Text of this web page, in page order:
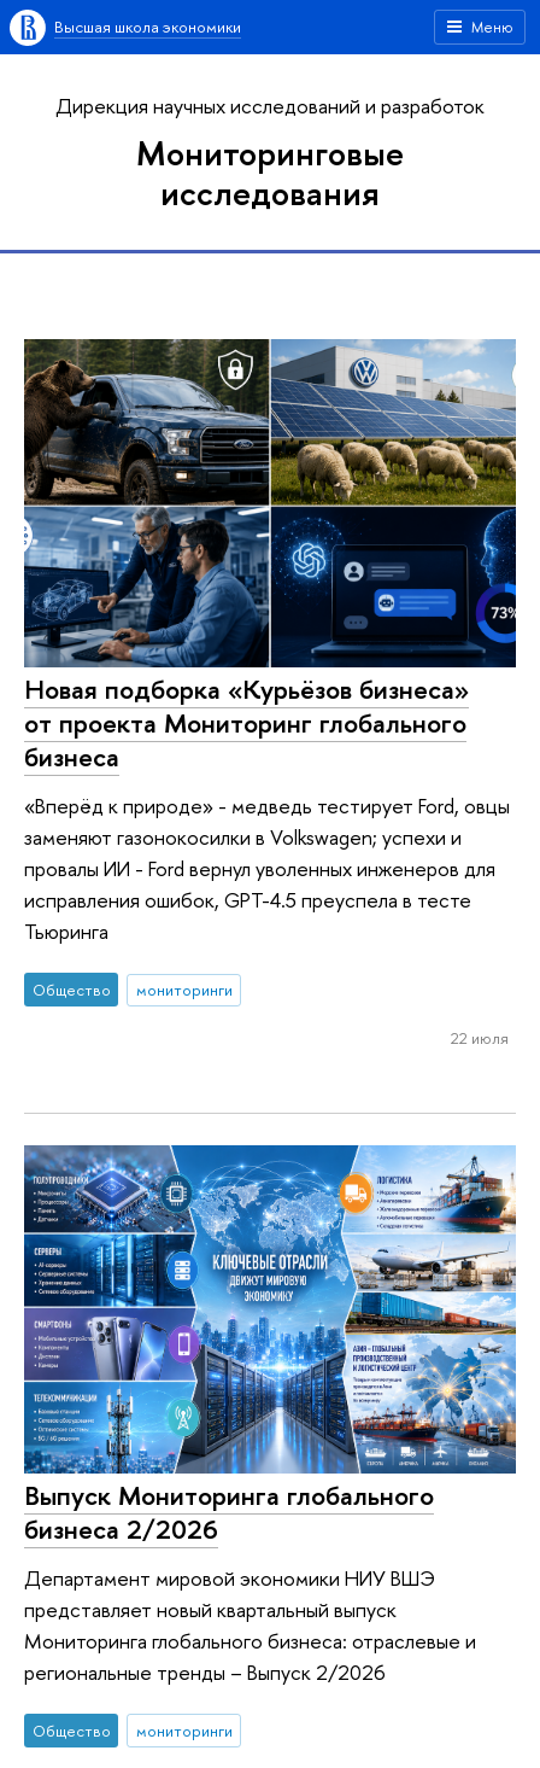
Меню
Высшая школа экономики
Дирекция научных исследований и разработок
Мониторинговые
исследования
Новая подборка «Курьёзов бизнеса»
от проекта Мониторинг глобального
бизнеса
«Вперёд к природе» - медведь тестирует Ford, овцы
заменяют газонокосилки в Volkswagen; успехи и
провалы ИИ - Ford вернул уволенных инженеров для
исправления ошибок, GPT-4.5 преуспела в тесте
Тьюринга
Общество мониторинги
22 июля
Выпуск Мониторинга глобального
бизнеса 2/2026
Департамент мировой экономики НИУ ВШЭ
представляет новый квартальный выпуск
Мониторинга глобального бизнеса: отраслевые и
региональные тренды – Выпуск 2/2026
Общество мониторинги